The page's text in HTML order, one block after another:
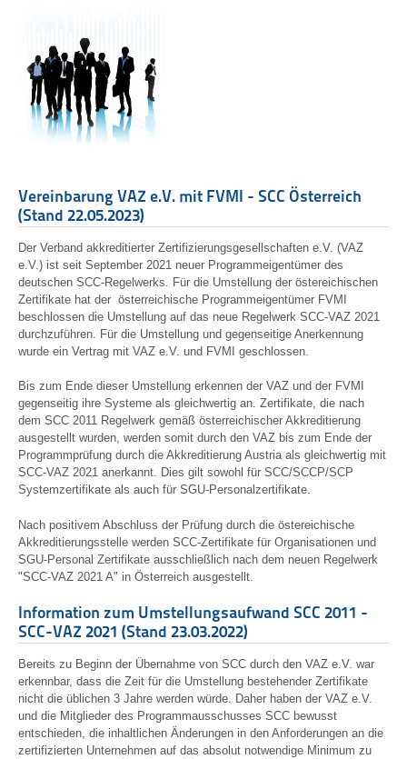
Vereinbarung VAZ e.V. mit FVMI - SCC Österreich
(Stand 22.05.2023)
Der Verband akkreditierter Zertifizierungsgesellschaften e.V. (VAZ
e.V.) ist seit September 2021 neuer Programmeigentümer des
deutschen SCC-Regelwerks. Für die Umstellung der östereichischen
Zertifikate hat der österreichische Programmeigentümer FVMI
beschlossen die Umstellung auf das neue Regelwerk SCC-VAZ 2021
durchzuführen. Für die Umstellung und gegenseitige Anerkennung
wurde ein Vertrag mit VAZ e.V. und FVMI geschlossen.
Bis zum Ende dieser Umstellung erkennen der VAZ und der FVMI
gegenseitig ihre Systeme als gleichwertig an. Zertifikate, die nach
dem SCC 2011 Regelwerk gemäß österreichischer Akkreditierung
ausgestellt wurden, werden somit durch den VAZ bis zum Ende der
Programmprüfung durch die Akkreditierung Austria als gleichwertig mit
SCC-VAZ 2021 anerkannt. Dies gilt sowohl für SCC/SCCP/SCP
Systemzertifikate als auch für SGU-Personalzertifikate.
Nach positivem Abschluss der Prüfung durch die östereichische
Akkreditierungsstelle werden SCC-Zertifikate für Organisationen und
SGU-Personal Zertifikate ausschließlich nach dem neuen Regelwerk
"SCC-VAZ 2021 A" in Österreich ausgestellt.
Information zum Umstellungsaufwand SCC 2011 -
SCC-VAZ 2021 (Stand 23.03.2022)
Bereits zu Beginn der Übernahme von SCC durch den VAZ e.V. war
erkennbar, dass die Zeit für die Umstellung bestehender Zertifikate
nicht die üblichen 3 Jahre werden würde. Daher haben der VAZ e.V.
und die Mitglieder des Programmausschusses SCC bewusst
entschieden, die inhaltlichen Änderungen in den Anforderungen an die
zertifizierten Unternehmen auf das absolut notwendige Minimum zu